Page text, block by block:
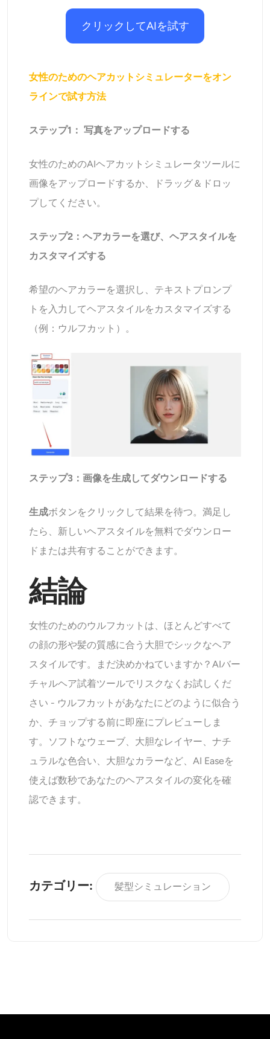
クリックしてAIを試す
女性のためのヘアカットシミュレーターをオン
ラインで試す方法
ステップ1： 写真をアップロードする
女性のためのAIヘアカットシミュレータツールに
画像をアップロードするか、ドラッグ＆ドロッ
プしてください。
ステップ2：ヘアカラーを選び、ヘアスタイルを
カスタマイズする
希望のヘアカラーを選択し、テキストプロンプ
トを入力してヘアスタイルをカスタマイズする
（例：ウルフカット）。
ステップ3：画像を生成してダウンロードする
生成ボタンをクリックして結果を待つ。満足し
たら、新しいヘアスタイルを無料でダウンロー
ドまたは共有することができます。
結論
女性のためのウルフカットは、ほとんどすべて
の顔の形や髪の質感に合う大胆でシックなヘア
スタイルです。まだ決めかねていますか？AIバー
チャルヘア試着ツールでリスクなくお試しくだ
さい - ウルフカットがあなたにどのように似合う
か、チョップする前に即座にプレビューしま
す。ソフトなウェーブ、大胆なレイヤー、ナチ
ュラルな色合い、大胆なカラーなど、AI Easeを
使えば数秒であなたのヘアスタイルの変化を確
認できます。
カテゴリー: 髪型シミュレーション